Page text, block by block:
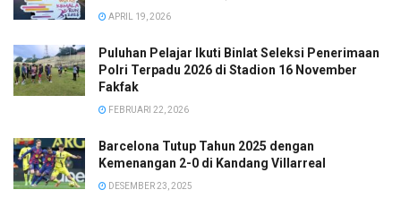
APRIL 19, 2026
Puluhan Pelajar Ikuti Binlat Seleksi Penerimaan
Polri Terpadu 2026 di Stadion 16 November
Fakfak
FEBRUARI 22, 2026
Barcelona Tutup Tahun 2025 dengan
Kemenangan 2-0 di Kandang Villarreal
DESEMBER 23, 2025